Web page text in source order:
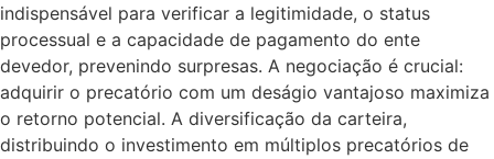
indispensável para verificar a legitimidade, o status
processual e a capacidade de pagamento do ente
devedor, prevenindo surpresas. A negociação é crucial:
adquirir o precatório com um deságio vantajoso maximiza
o retorno potencial. A diversificação da carteira,
distribuindo o investimento em múltiplos precatórios de